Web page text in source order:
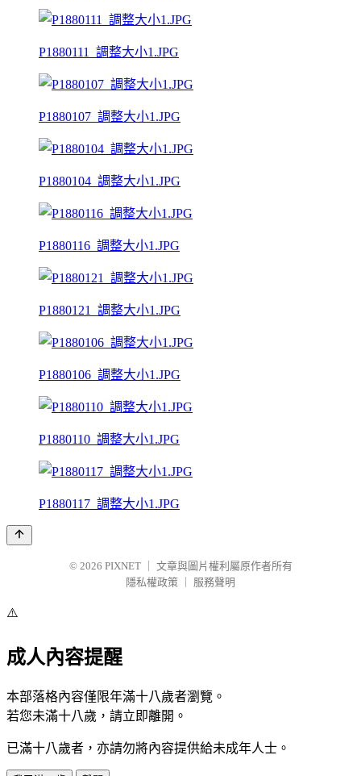
P1880111_調整大小1.JPG
P1880107_調整大小1.JPG
P1880104_調整大小1.JPG
P1880116_調整大小1.JPG
P1880121_調整大小1.JPG
P1880106_調整大小1.JPG
P1880110_調整大小1.JPG
P1880117_調整大小1.JPG
© 2026 PIXNET
文章與圖片權利屬原作者所有
隱私權政策
服務聲明
⚠️
成人內容提醒
本部落格內容僅限年滿十八歲者瀏覽。
若您未滿十八歲，請立即離開。
已滿十八歲者，亦請勿將內容提供給未成年人士。